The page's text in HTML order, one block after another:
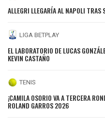
ALLEGRI LLEGARÍA AL NAPOLI TRAS
LIGA BETPLAY
EL LABORATORIO DE LUCAS
KEVIN CASTAÑO
TENIS
¡CAMILA OSORIO VA A TERCERA
ROLAND GARROS 2026